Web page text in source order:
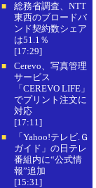
■
総務省調査、NTT
東西のブロードバ
ンド契約数シェア
は51.1％
[17:29]
■
Cerevo、写真管理
サービス
「CEREVO LIFE」
でプリント注文に
対応
[17:11]
■
「Yahoo!テレビ.Ｇ
ガイド」の日テレ
番組内に“公式情
報”追加
[15:31]